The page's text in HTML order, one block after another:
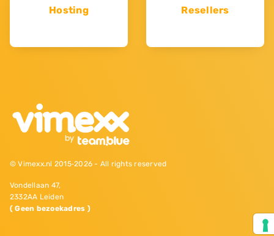
Hosting Resellers
© Vimexx.nl 2015‐2026 - All rights reserved
Vondellaan 47,
2332AA Leiden
( Geen bezoekadres )